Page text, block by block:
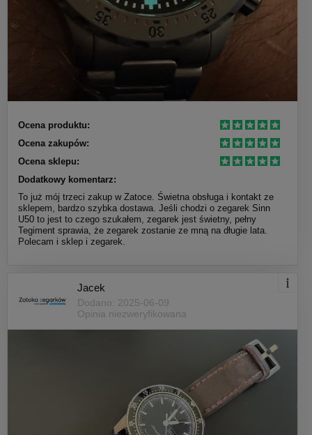
Ocena produktu:
Ocena zakupów:
Ocena sklepu:
Dodatkowy komentarz:
To już mój trzeci zakup w Zatoce. Świetna obsługa i kontakt ze
sklepem, bardzo szybka dostawa. Jeśli chodzi o zegarek Sinn
U50 to jest to czego szukałem, zegarek jest świetny, pełny
Tegiment sprawia, że zegarek zostanie ze mną na długie lata.
Polecam i sklep i zegarek.
Jacek
Dodano: 2025-06-09
Opinia niezweryfikowana